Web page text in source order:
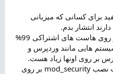
برای کسانی که میزبانی
دارند انتشار بدم.
همانطور که مستحظر هستید بر روی هاست های اشتراکی 99%
هایی مانند وردپرس و
بر روی اونها زیاد هست.
مستلزمه جلوگیری از این حملات نصب mod_security بر روی